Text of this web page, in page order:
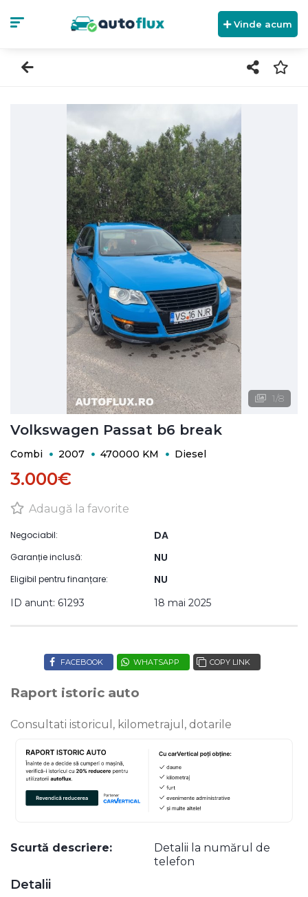
Vinde acum
1/8
Volkswagen Passat b6 break
Combi 2007 470000 KM Diesel
3.000€
Adaugă la favorite
Negociabil: DA
Garanție inclusă: NU
Eligibil pentru finanțare: NU
ID anunt: 61293 18 mai 2025
FACEBOOK WHATSAPP COPY LINK
Raport istoric auto
Consultati istoricul, kilometrajul, dotarile
Scurtă descriere:
Detalii la numărul de
telefon
Detalii